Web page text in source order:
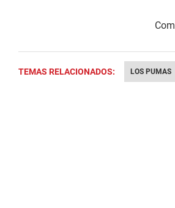
TEMAS RELACIONADOS: LOS PUMAS